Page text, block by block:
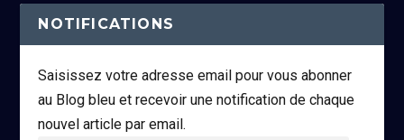
NOTIFICATIONS
Saisissez votre adresse email pour vous abonner
au Blog bleu et recevoir une notification de chaque
nouvel article par email.